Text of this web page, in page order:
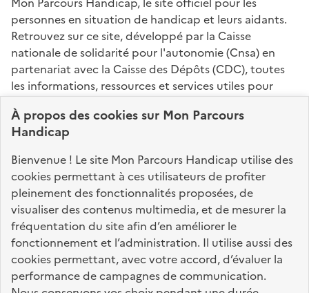
À propos descookiessur Mon Parcours
Handicap
Bienvenue ! Le site Mon Parcours Handicap utilise des
cookies permettant à ces utilisateurs de profiter
pleinement des fonctionnalités proposées, de
visualiser des contenus multimedia, et de mesurer la
fréquentation du site afin d’en améliorer le
fonctionnement et l’administration. Il utilise aussi des
cookies permettant, avec votre accord, d’évaluer la
performance de campagnes de communication.
personnes en situation de handicap et leurs aidants.
Retrouvez sur ce site, développé par la Caisse
nationale de solidarité pour l'autonomie (Cnsa) en
partenariat avec la Caisse des Dépôts (CDC), toutes
les informations, ressources et services utiles pour
connaître vos droits, effectuer vos démarches,
identifier vos interlocuteurs.
Nos sites partenaires
info.gouv.fr service-public.fr legifrance.gouv.fr
data.gouv.fr
Nos partenaires